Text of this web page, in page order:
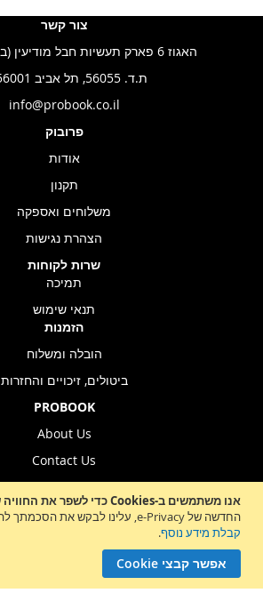
אנו משתמשים ב-Cookies כדי לשפר את החוויה שלך.
החדשה של e-Privacy, עלינו לבקש את הסכמתך להגדיר את ה-Cookies.
קבלת מידע נוסף.
אפשר קבצי Cookie
Sign
for
צור קשר
האגוז 6 פארק תעשיות חבל מודיעין (בתאום מראש)
ת.ד. 56055, תל אביב 6156001
info@probook.co.il
פרובוק
אודות
תקנון
משלוחים ואספקה
הצהרת נגישות
שרות לקוחות
תמיכה
תנאי שימוש
הזמנות
הובלה ומשלוח
ביטולים, זיכויים והחזרות
PROBOOK
About Us
Contact Us
Store Location